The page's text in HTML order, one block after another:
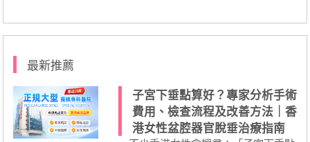
最新推薦
子宮下垂點算好？專家分析手術
費用、檢查流程及改善方法｜香
港女性盆腔器官脫垂治療指南